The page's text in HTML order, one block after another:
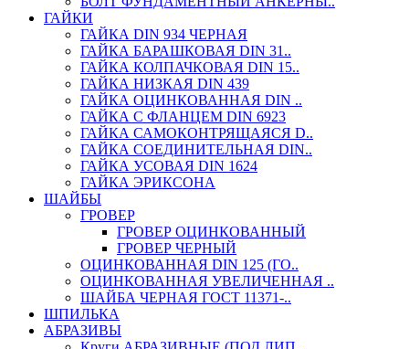
ГАЙКИ
ГАЙКА DIN 934 ЧЕРНАЯ
ГАЙКА БАРАШКОВАЯ DIN 31..
ГАЙКА КОЛПАЧКОВАЯ DIN 15..
ГАЙКА НИЗКАЯ DIN 439
ГАЙКА ОЦИНКОВАННАЯ DIN ..
ГАЙКА С ФЛАНЦЕМ DIN 6923
ГАЙКА САМОКОНТРЯЩАЯСЯ D..
ГАЙКА СОЕДИНИТЕЛЬНАЯ DIN..
ГАЙКА УСОВАЯ DIN 1624
ГАЙКА ЭРИКСОНА
ШАЙБЫ
ГРОВЕР
ГРОВЕР ОЦИНКОВАННЫЙ
ГРОВЕР ЧЕРНЫЙ
ОЦИНКОВАННАЯ DIN 125 (ГО..
ОЦИНКОВАННАЯ УВЕЛИЧЕННАЯ ..
ШАЙБА ЧЕРНАЯ ГОСТ 11371-..
ШПИЛЬКА
АБРАЗИВЫ